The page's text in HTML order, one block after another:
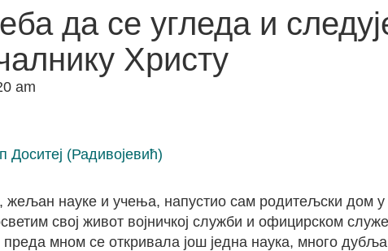
да се угледа и
Христу
am
Доситеј (Радивојевић)
жељан науке и учења, напустио сам родитељски дом
свој живот војничкој служби и официрском
преда мном се откривала још једна наука, много